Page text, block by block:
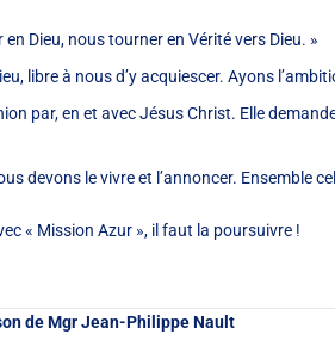
en Dieu, nous tourner en Vérité vers Dieu. »
libre à nous d’y acquiescer. Ayons
par, en et avec Jésus Christ. Elle
devons le vivre et l’annoncer. Ensemble
« Mission Azur », il faut la poursuivre !
de Mgr Jean-Philippe Nault